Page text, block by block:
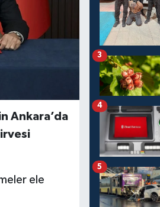
Ankara’da
ele
3
4
5